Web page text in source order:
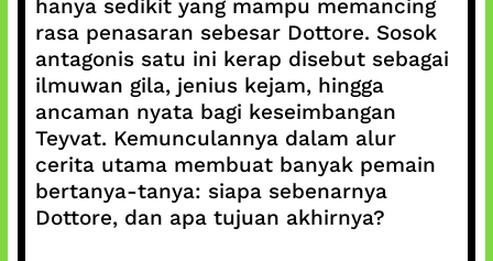
hanya sedikit yang mampu memancing
rasa penasaran sebesar Dottore. Sosok
antagonis satu ini kerap disebut sebagai
ilmuwan gila, jenius kejam, hingga
ancaman nyata bagi keseimbangan
Teyvat. Kemunculannya dalam alur
cerita utama membuat banyak pemain
bertanya-tanya: siapa sebenarnya
Dottore, dan apa tujuan akhirnya?